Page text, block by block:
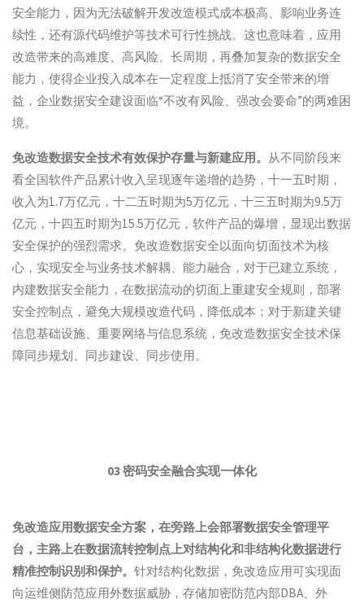
安全能力，因为无法破解开发改造模式成本极高、影响业务连
续性，还有源代码维护等技术可行性挑战。这也意味着，应用
改造带来的高难度、高风险、长周期，再叠加复杂的数据安全
能力，使得企业投入成本在一定程度上抵消了安全带来的增
益，企业数据安全建设面临“不改有风险、强改会要命”的两难困
境。
免改造数据安全技术有效保护存量与新建应用。 从不同阶段来
看全国软件产品累计收入呈现逐年递增的趋势，十一五时期，
收入为1.7万亿元，十二五时期为5万亿元，十三五时期为9.5万
亿元，十四五时期为15.5万亿元，软件产品的爆增，显现出数据
安全保护的强烈需求。免改造数据安全以面向切面技术为核
心，实现安全与业务技术解耦、能力融合，对于已建立系统，
内建数据安全能力，在数据流动的切面上重建安全规则，部署
安全控制点，避免大规模改造代码，降低成本；对于新建关键
信息基础设施、重要网络与信息系统，免改造数据安全技术保
障同步规划、同步建设、同步使用。
03 密码安全融合实现一体化
免改造应用数据安全方案，在旁路上会部署数据安全管理平
台，主路上在数据流转控制点上对结构化和非结构化数据进行
精准控制识别和保护。针对结构化数据，免改造应用可实现面
向运维侧防范应用外数据威胁，存储加密防范内部DBA、外